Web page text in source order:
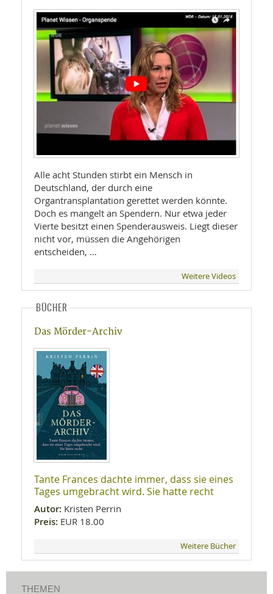
Alle acht Stunden stirbt ein Mensch in
Deutschland, der durch eine
Organtransplantation gerettet werden könnte.
Doch es mangelt an Spendern. Nur etwa jeder
Vierte besitzt einen Spenderausweis. Liegt dieser
nicht vor, müssen die Angehörigen
entscheiden, …
Weitere Videos
BÜCHER
Das Mörder-Archiv
Tante Frances dachte immer, dass sie eines
Tages umgebracht wird. Sie hatte recht
Autor: Kristen Perrin
Preis: EUR 18.00
Weitere Bücher
THEMEN